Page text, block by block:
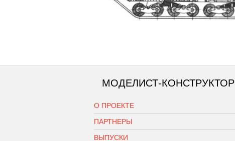
МОДЕЛИСТ-КОНСТРУКТОР
О ПРОЕКТЕ
ПАРТНЕРЫ
ВЫПУСКИ